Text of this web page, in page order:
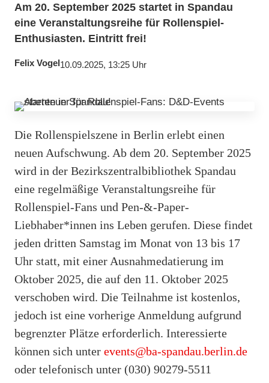
Am 20. September 2025 startet in Spandau
eine Veranstaltungsreihe für Rollenspiel-
Enthusiasten. Eintritt frei!
Felix Vogel 10.09.2025, 13:25 Uhr
Die Rollenspielszene in Berlin erlebt einen
neuen Aufschwung. Ab dem 20. September 2025
wird in der Bezirkszentralbibliothek Spandau
eine regelmäßige Veranstaltungsreihe für
Rollenspiel-Fans und Pen-&-Paper-
Liebhaber*innen ins Leben gerufen. Diese findet
jeden dritten Samstag im Monat von 13 bis 17
Uhr statt, mit einer Ausnahmedatierung im
Oktober 2025, die auf den 11. Oktober 2025
verschoben wird. Die Teilnahme ist kostenlos,
jedoch ist eine vorherige Anmeldung aufgrund
begrenzter Plätze erforderlich. Interessierte
können sich unter events@ba-spandau.berlin.de
oder telefonisch unter (030) 90279-5511